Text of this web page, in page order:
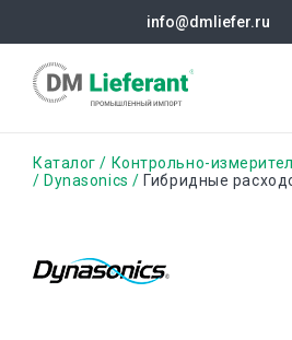
info@dmliefer.ru
Строка
Каталог
Контрольно-
Dynasonics
Гибридные